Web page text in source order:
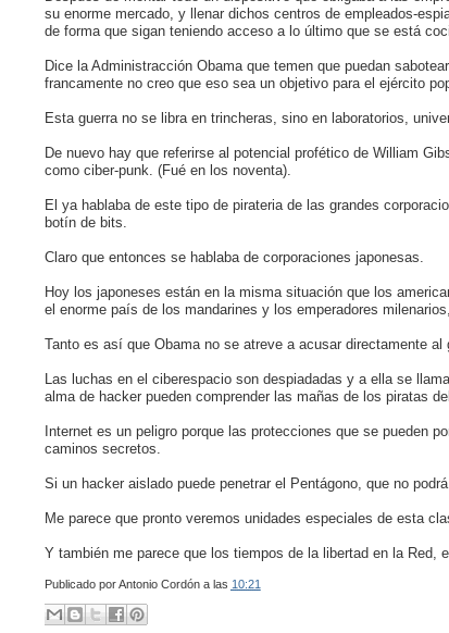
su enorme mercado, y llenar dichos centros de empleados-
de forma que sigan teniendo acceso a lo último que se está
Dice la Administracción Obama que temen que puedan
francamente no creo que eso sea un objetivo para el ejército
Esta guerra no se libra en trincheras, sino en laboratorios,
De nuevo hay que referirse al potencial profético de William
como ciber-punk. (Fué en los noventa).
El ya hablaba de este tipo de pirateria de las grandes
botín de bits.
Claro que entonces se hablaba de corporaciones japonesas.
Hoy los japoneses están en la misma situación que los
el enorme país de los mandarines y los emperadores
Tanto es así que Obama no se atreve a acusar directamente
Las luchas en el ciberespacio son despiadadas y a ella se
alma de hacker pueden comprender las mañas de los piratas
Internet es un peligro porque las protecciones que se pueden
caminos secretos.
Si un hacker aislado puede penetrar el Pentágono, que no
Me parece que pronto veremos unidades especiales de esta
Y también me parece que los tiempos de la libertad en la
Publicado porAntonio Cordón a las 10:21